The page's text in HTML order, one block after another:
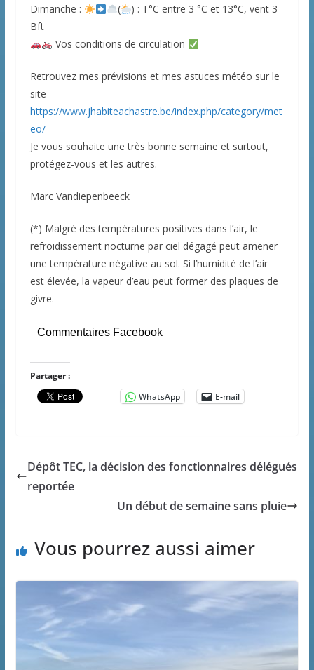
Dimanche :
(
) : T°C entre 3 °C et 13°C, vent 3
Bft
Vos conditions de circulation
Retrouvez mes prévisions et mes astuces météo sur le
site
https://www.jhabiteachastre.be/index.php/category/met
eo/
Je vous souhaite une très bonne semaine et surtout,
protégez-vous et les autres.
Marc Vandiepenbeeck
(*) Malgré des températures positives dans l’air, le
refroidissement nocturne par ciel dégagé peut amener
une température négative au sol. Si l’humidité de l’air
est élevée, la vapeur d’eau peut former des plaques de
givre.
Commentaires Facebook
Partager :
WhatsApp
E-mail
Dépôt TEC, la décision des fonctionnaires délégués
reportée
Un début de semaine sans pluie
Vous pourrez aussi aimer